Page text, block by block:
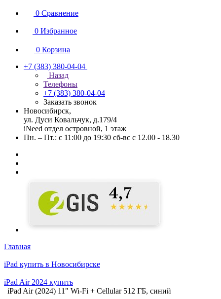
0 Сравнение
0 Избранное
0 Корзина
+7 (383) 380-04-04
Назад
Телефоны
+7 (383) 380-04-04
Заказать звонок
Новосибирск,
ул. Дуси Ковальчук, д.179/4
iNeed отдел островной, 1 этаж
Пн. – Пт.: с 11:00 до 19:30 сб-вс с 12.00 - 18.30
Главная
iPad купить в Новосибирске
iPad Air 2024 купить
iPad Air (2024) 11" Wi-Fi + Cellular 512 ГБ, синий